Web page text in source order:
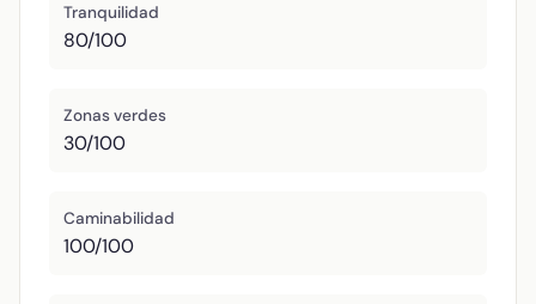
Tranquilidad
80/100
Zonas verdes
30/100
Caminabilidad
100/100